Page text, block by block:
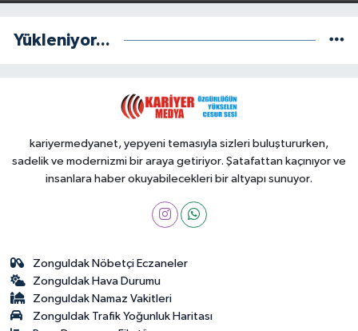
Yükleniyor...
kariyermedyanet, yepyeni temasıyla sizleri buluştururken,
sadelik ve modernizmi bir araya getiriyor. Şatafattan kaçınıyor ve
insanlara haber okuyabilecekleri bir altyapı sunuyor.
Zonguldak Nöbetçi Eczaneler
Zonguldak Hava Durumu
Zonguldak Namaz Vakitleri
Zonguldak Trafik Yoğunluk Haritası